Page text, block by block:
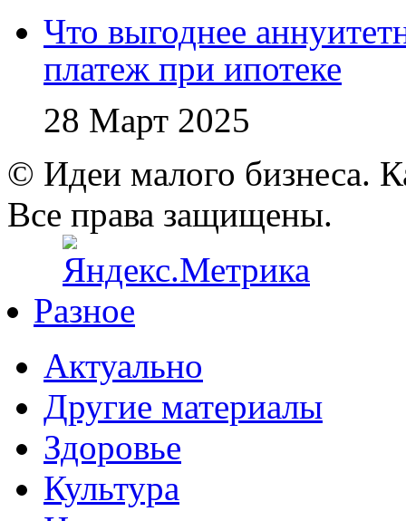
Что выгоднее
платеж при ипотеке
28 Март 2025
© Идеи малого бизнеса.
Все права защищены.
Разное
Актуально
Другие материалы
Здоровье
Культура